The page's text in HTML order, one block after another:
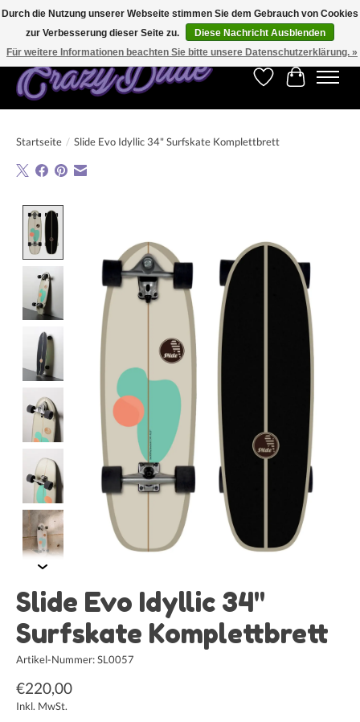
Kostenfreier Versand für Bestellungen ab 250 €. Weltweite Lieferung!
Wunschzettel
Ihr
Startseite / Slide Evo Idyllic 34" Surfskate Komplettbrett
Slide Evo Idyllic 34"
Surfskate Komplettbrett
Artikel-Nummer: SL0057
€220,00
Inkl. MwSt.
Durch die Nutzung unserer Webseite stimmen Sie dem Gebrauch von Cookies
zur Verbesserung dieser Seite zu.
Diese Nachricht Ausblenden
Für weitere Informationen beachten Sie bitte unsere Datenschutzerklärung. »